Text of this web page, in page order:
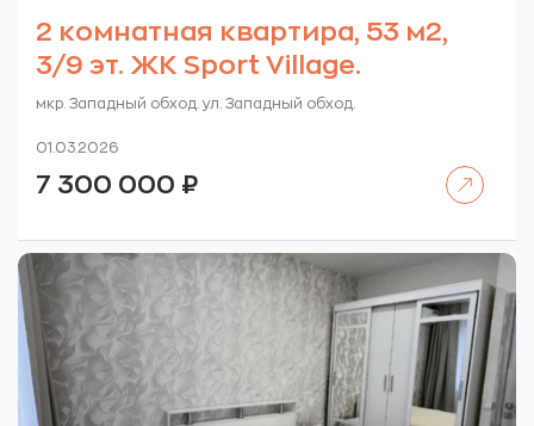
2 комнатная квартира, 53 м2,
3/9 эт. ЖК Sport Village.
мкр. Западный обход. ул. Западный обход.
01.03.2026
7 300 000 ₽